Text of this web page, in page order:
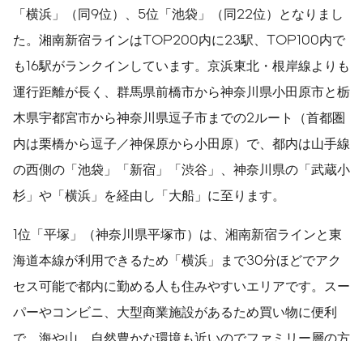
「横浜」（同9位）、5位「池袋」（同22位）となりまし
た。湘南新宿ラインはTOP200内に23駅、TOP100内で
も16駅がランクインしています。京浜東北・根岸線よりも
運行距離が長く、群馬県前橋市から神奈川県小田原市と栃
木県宇都宮市から神奈川県逗子市までの2ルート（首都圏
内は栗橋から逗子／神保原から小田原）で、都内は山手線
の西側の「池袋」「新宿」「渋谷」、神奈川県の「武蔵小
杉」や「横浜」を経由し「大船」に至ります。
1位「平塚」（神奈川県平塚市）は、湘南新宿ラインと東
海道本線が利用できるため「横浜」まで30分ほどでアク
セス可能で都内に勤める人も住みやすいエリアです。スー
パーやコンビニ、大型商業施設があるため買い物に便利
で、海や山、自然豊かな環境も近いのでファミリー層の方